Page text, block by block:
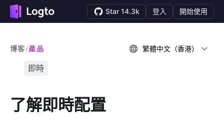
Star 14.3k 登入 開始使用
博客/產品 繁體中文（香港）
即時
了解即時配置